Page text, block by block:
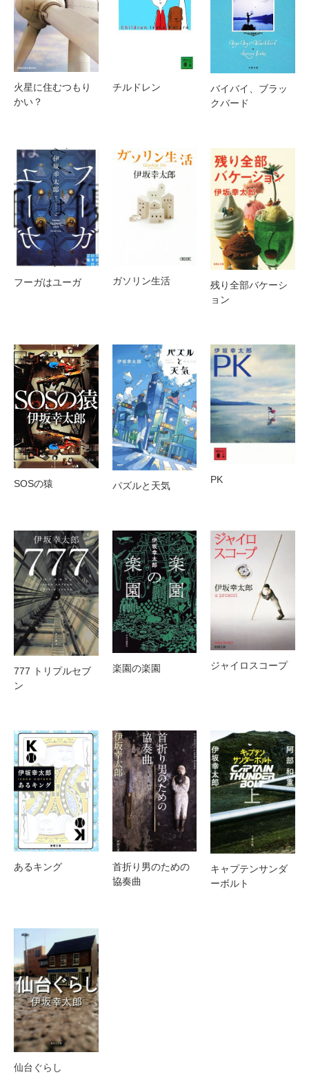
火星に住むつもり
かい？
チルドレン
バイバイ、ブラッ
クバード
フーガはユーガ ガソリン生活
残り全部バケーシ
ョン
SOSの猿 パズルと天気
PK
777 トリプルセブ
ン
楽園の楽園 ジャイロスコープ
あるキング
首折り男のための
協奏曲
キャプテンサンダ
ーボルト
仙台ぐらし